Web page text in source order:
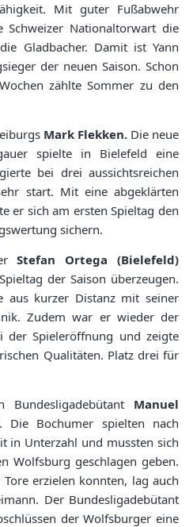
Mit guter Fußabwehr
Nationaltorwart die
Gladbacher. Damit ist Yann
der neuen Saison. Schon
zählte Sommer zu den
Mark Flekken. Die neue
spielte in Bielefeld eine
bei drei aussichtsreichen
start. Mit eine abgeklärten
er sich am ersten Spieltag den
sichern.
Stefan Ortega (Bielefeld)
der Saison überzeugen.
aus kurzer Distanz mit seiner
Zudem war er wieder der
der Spieleröffnung und zeigte
Qualitäten. Platz drei für
Manuel
Die Bochumer spielten nach
in Unterzahl und mussten sich
Wolfsburg geschlagen geben.
erzielen konnten, lag auch
Der Bundesligadebütant
der Wolfsburger eine